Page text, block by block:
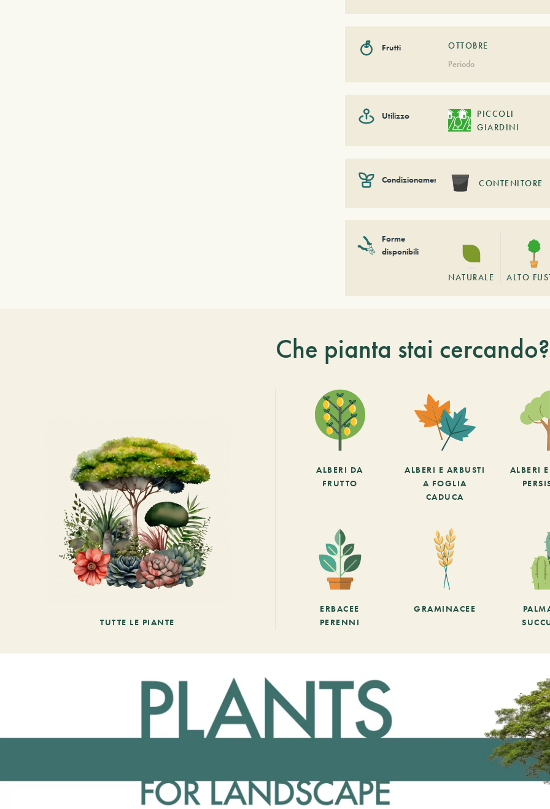
Frutti
OTTOBRE
Periodo
Utilizzo
PICCOLI
GIARDINI
Condizionamento CONTENITORE
Forme
disponibili
NATURALE ALTO
Che pianta stai cercando?
TUTTE LE PIANTE
ALBERI DA
FRUTTO
ALBERI E ARBUSTI
A FOGLIA
CADUCA
ALBERI
ERBACEE
PERENNI
GRAMINACEE